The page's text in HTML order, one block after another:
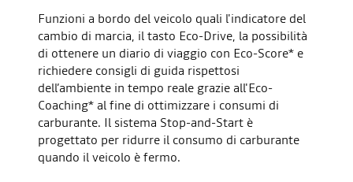
Funzioni a bordo del veicolo quali l'indicatore del
cambio di marcia, il tasto Eco-Drive, la possibilità
di ottenere un diario di viaggio con Eco-Score* e
richiedere consigli di guida rispettosi
dell’ambiente in tempo reale grazie all'Eco-
Coaching* al fine di ottimizzare i consumi di
carburante. Il sistema Stop-and-Start è
progettato per ridurre il consumo di carburante
quando il veicolo è fermo.